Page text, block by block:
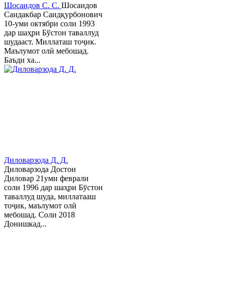
Шосаидов С. С. Шосаидов
Саидакбар Саидқурбонович
10-уми октябри соли 1993
дар шаҳри Бўстон таваллуд
шудааст. Миллаташ тоҷик.
Маълумот олӣ мебошад.
Баъди ха...
Диловарзода Д. Д.
Диловарзода Достон
Диловар 21уми феврали
соли 1996 дар шаҳри Бӯстон
таваллуд шуда, миллатааш
тоҷик, маълумот олӣ
мебошад. Соли 2018
Донишкад...